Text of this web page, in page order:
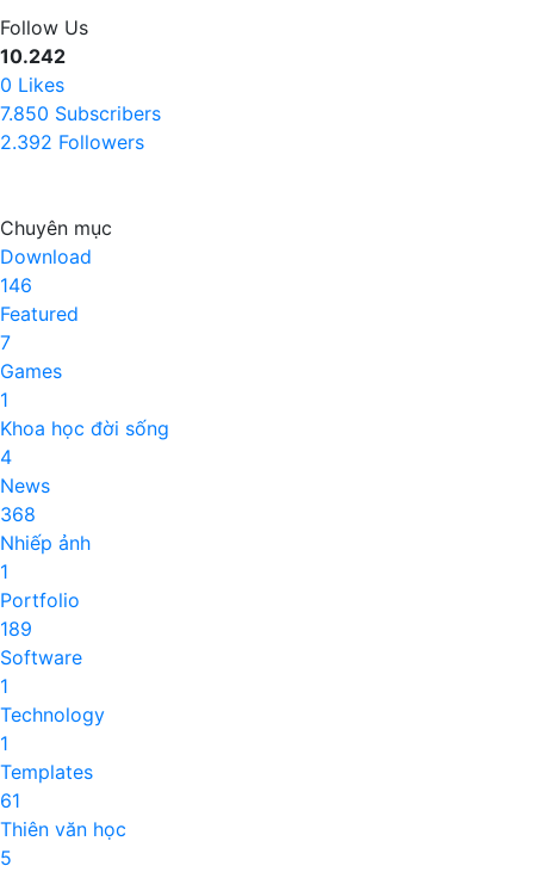
Follow Us
10.242
0 Likes
7.850 Subscribers
2.392 Followers
Chuyên mục
Download
146
Featured
7
Games
1
Khoa học đời sống
4
News
368
Nhiếp ảnh
1
Portfolio
189
Software
1
Technology
1
Templates
61
Thiên văn học
5